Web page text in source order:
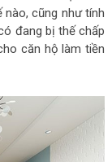
cũng như tính
đang bị thế chấp
căn hộ làm tiền